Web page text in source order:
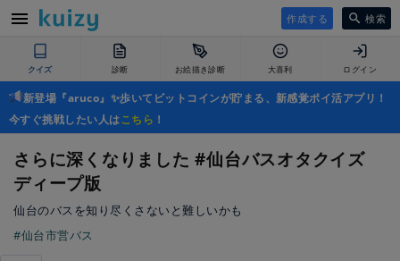
作成する 検索
クイズ 診断 お絵描き診断 大喜利 ログイン
新登場『aruco』✨歩いてビットコインが貯まる、新感覚ポイ活アプリ！
今すぐ挑戦したい人はこちら ！
さらに深くなりました #仙台バスオタクイズ
ディープ版
仙台のバスを知り尽くさないと難しいかも
#仙台市営バス